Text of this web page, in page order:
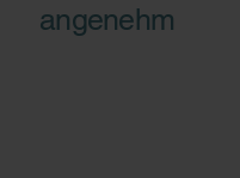
angenehm